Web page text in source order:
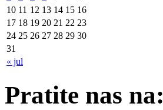
« jul
10 11 12 13 14 15 16
17 18 19 20 21 22 23
24 25 26 27 28 29 30
31
Pratite nas na: